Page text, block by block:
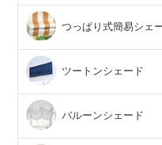
つっぱり式簡易シェ
ツートンシェード
バルーンシェード